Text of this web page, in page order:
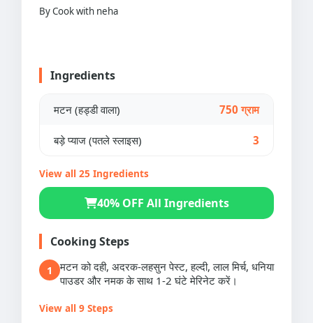
By Cook with neha
Ingredients
मटन (हड्डी वाला) 750 ग्राम
बड़े प्याज (पतले स्लाइस) 3
View all 25 Ingredients
40% OFF All Ingredients
Cooking Steps
1
मटन को दही, अदरक-लहसुन पेस्ट, हल्दी, लाल मिर्च, धनिया
पाउडर और नमक के साथ 1-2 घंटे मेरिनेट करें।
View all 9 Steps